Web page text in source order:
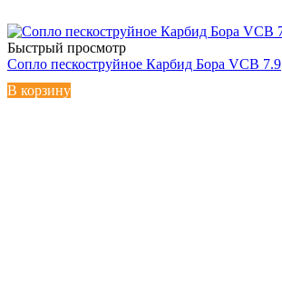
Быстрый просмотр
Сопло пескоструйное Карбид Бора VCB 7.9
В корзину